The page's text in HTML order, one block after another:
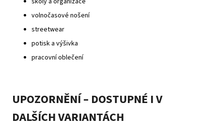
volnočasové nošení
streetwear
potisk a výšivka
pracovní oblečení
UPOZORNĚNÍ – DOSTUPNÉ I V
DALŠÍCH VARIANTÁCH